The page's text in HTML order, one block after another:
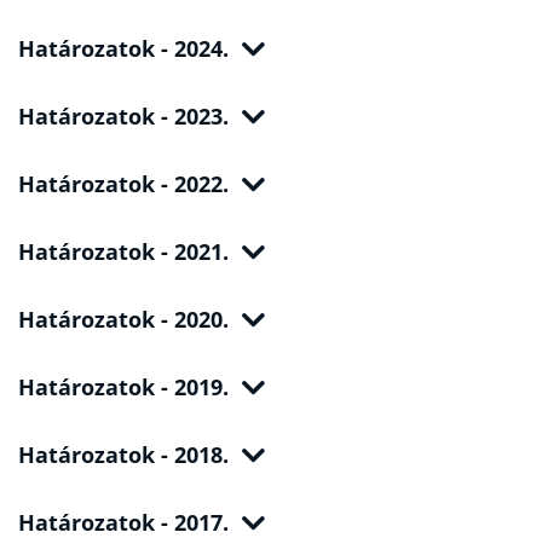
Határozatok - 2024.
Határozatok - 2023.
Határozatok - 2022.
Határozatok - 2021.
Határozatok - 2020.
Határozatok - 2019.
Határozatok - 2018.
Határozatok - 2017.